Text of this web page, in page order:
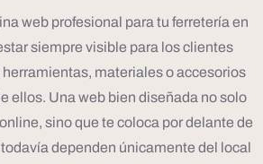
web profesional para tu ferretería en
siempre visible para los clientes
materiales o accesorios
ellos. Una web bien diseñada no solo
sino que te coloca por delante de
dependen únicamente del local